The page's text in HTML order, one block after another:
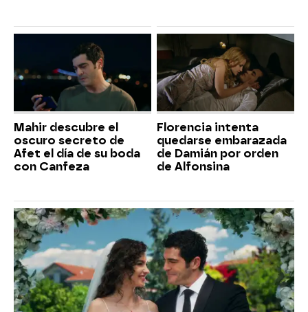
Mahir descubre el
oscuro secreto de
Afet el día de su boda
con Canfeza
Florencia intenta
quedarse embarazada
de Damián por orden
de Alfonsina